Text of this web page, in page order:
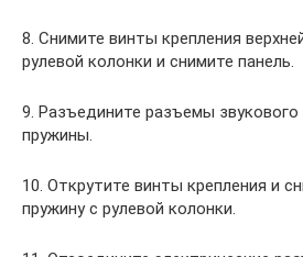
8. Снимите винты крепления
рулевой колонки и снимите панель.
9. Разъедините разъемы звукового
пружины.
10. Открутите винты крепления и
пружину с рулевой колонки.